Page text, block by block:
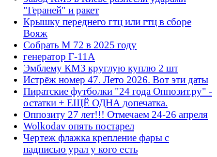
"Гераней" и ракет
Крышку переднего гтц или гтц в сборе
Вояж
Собрать М 72 в 2025 году
генератор Г-11А
Эмблему КМЗ круглую куплю 2 шт
Истрёж номер 47. Лето 2026. Вот эти даты
Пиратские футболки "24 года Оппозит.ру" -
остатки + ЕЩЁ ОДНА допечатка.
Оппозиту 27 лет!!! Отмечаем 24-26 апреля
Wolkodav опять постарел
Чертеж флажка крепление фары с
надписью урал у кого есть